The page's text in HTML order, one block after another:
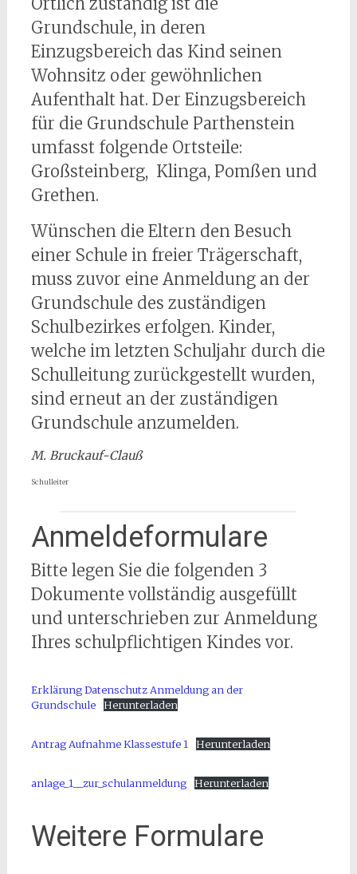
Grundschule, in deren
Einzugsbereich das Kind seinen
Wohnsitz oder gewöhnlichen
Aufenthalt hat. Der Einzugsbereich
für die Grundschule Parthenstein
umfasst folgende Ortsteile:
Großsteinberg, Klinga, Pomßen und
Grethen.
Wünschen die Eltern den Besuch
einer Schule in freier Trägerschaft,
muss zuvor eine Anmeldung an der
Grundschule des zuständigen
Schulbezirkes erfolgen. Kinder,
welche im letzten Schuljahr durch die
Schulleitung zurückgestellt wurden,
sind erneut an der zuständigen
Grundschule anzumelden.
M. Bruckauf-Clauß
Schulleiter
Anmeldeformulare
Bitte legen Sie die folgenden 3
Dokumente vollständig ausgefüllt
und unterschrieben zur Anmeldung
Ihres schulpflichtigen Kindes vor.
Erklärung Datenschutz Anmeldung an der
Grundschule
Herunterladen
Antrag Aufnahme Klassestufe 1 Herunterladen
anlage_1__zur_schulanmeldung Herunterladen
Weitere Formulare